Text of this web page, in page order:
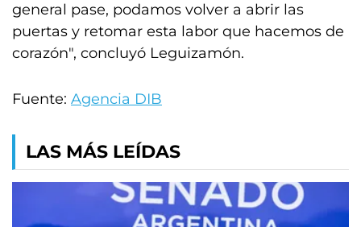
general pase, podamos volver a abrir las
puertas y retomar esta labor que hacemos de
corazón", concluyó Leguizamón.
Fuente: Agencia DIB
LAS MÁS LEÍDAS